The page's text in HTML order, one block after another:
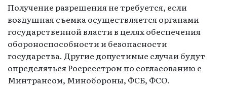
Получение разрешения не требуется, если
воздушная съемка осуществляется органами
государственной власти в целях обеспечения
обороноспособности и безопасности
государства. Другие допустимые случаи будут
определяться Росреестром по согласованию с
Минтрансом, Минобороны, ФСБ, ФСО.